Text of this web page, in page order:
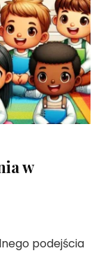
w
podejścia